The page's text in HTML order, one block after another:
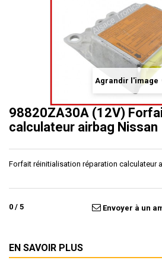
Agrandir l'image
98820ZA30A (12V)
calculateur airbag Nissan
Forfait réinitialisation réparation calculateur
0 / 5 Envoyer à un
EN SAVOIR PLUS